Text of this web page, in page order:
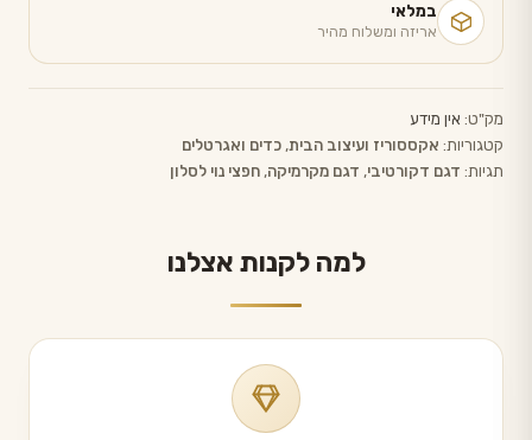
במלאי
אריזה ומשלוח מהיר
מק"ט: אין מידע
קטגוריות: אקססוריז ועיצוב הבית, כדים ואגרטלים
תגיות: דגם דקורטיבי, דגם מקרמיקה, חפצי נוי לסלון
למה לקנות אצלנו